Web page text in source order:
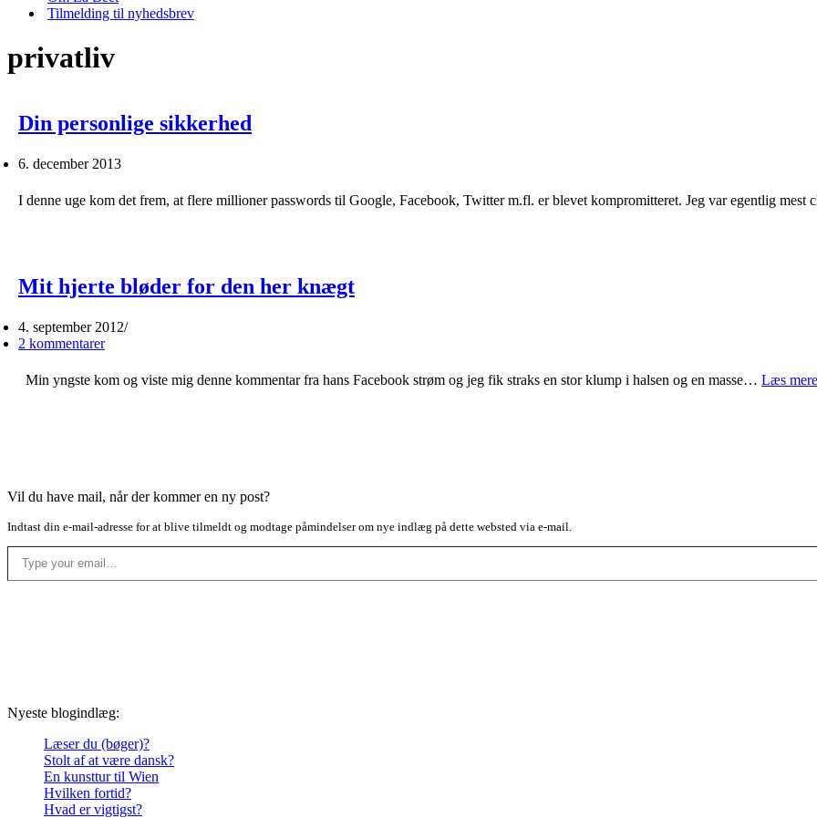
Tilmelding til nyhedsbrev
privatliv
Din personlige sikkerhed
6. december 2013
I denne uge kom det frem, at flere millioner passwords til Google, Facebook, Twitter m.fl. er blevet kompromitteret. Jeg var egentlig mest
Mit hjerte bløder for den her knægt
4. september 2012
2 kommentarer
Min yngste kom og viste mig denne kommentar fra hans Facebook strøm og jeg fik straks en stor klump i halsen og en masse… Læs
Vil du have mail, når der kommer en ny post?
Indtast din e-mail-adresse for at blive tilmeldt og modtage påmindelser om nye indlæg på dette websted via e-mail.
Type your email…
Nyeste blogindlæg:
Læser du (bøger)?
Stolt af at være dansk?
En kunsttur til Wien
Hvilken fortid?
Hvad er vigtigst?